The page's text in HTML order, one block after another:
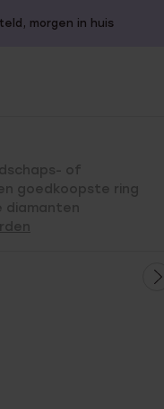
morgen in huis
of
goedkoopste ring
diamanten